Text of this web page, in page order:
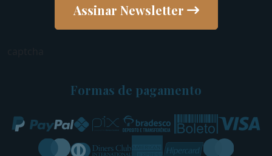
Assinar Newsletter
Formas de pagamento